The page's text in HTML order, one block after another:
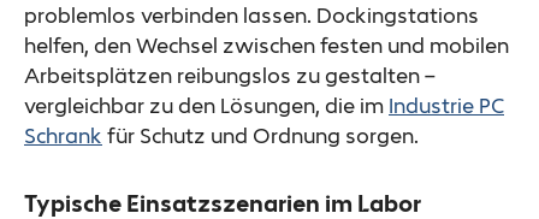
problemlos verbinden lassen. Dockingstations
helfen, den Wechsel zwischen festen und mobilen
Arbeitsplätzen reibungslos zu gestalten –
vergleichbar zu den Lösungen, die im Industrie PC
Schrank für Schutz und Ordnung sorgen.
Typische Einsatzszenarien im Labor